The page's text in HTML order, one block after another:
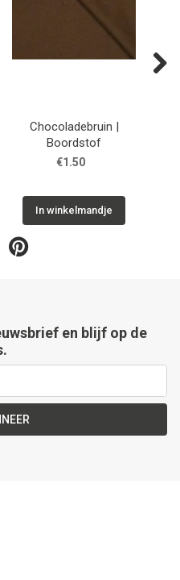
Chocoladebruin |
Boordstof
€1.50
In winkelmandje
en blijf op de